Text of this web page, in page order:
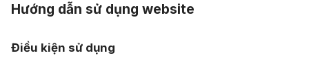
Hướng dẫn sử dụng website
Điều kiện sử dụng